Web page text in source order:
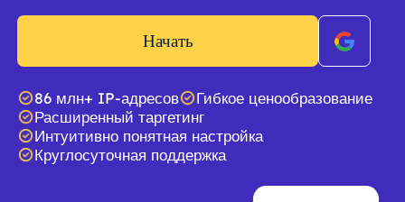
Начать
86 млн+ IP-адресов
Гибкое ценообразование
Расширенный таргетинг
Интуитивно понятная настройка
Круглосуточная поддержка